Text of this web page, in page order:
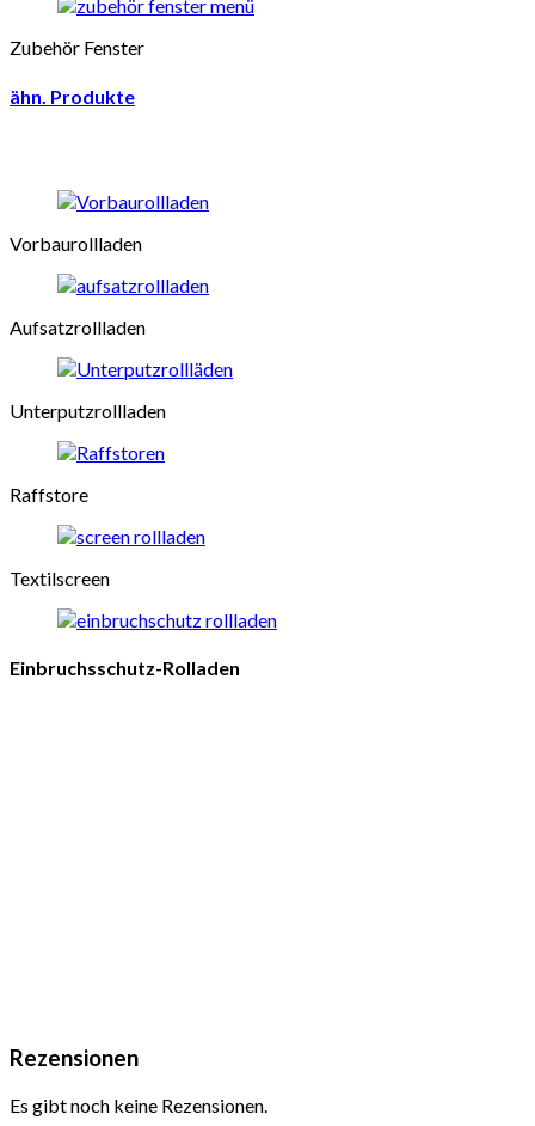
Zubehör Fenster
ähn. Produkte
Vorbaurollladen
Aufsatzrollladen
Unterputzrollladen
Raffstore
Textilscreen
Einbruchsschutz-Rolladen
Rezensionen
Es gibt noch keine Rezensionen.